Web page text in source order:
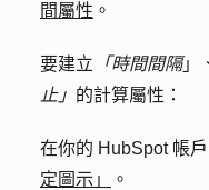
間屬性 。
要建立 「時間間隔」
止」 的計算屬性：
在你的 HubSpot 帳
定圖示」
。